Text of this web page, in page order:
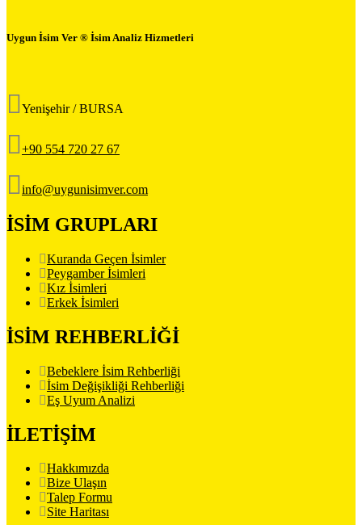
Uygun İsim Ver ® İsim Analiz Hizmetleri
Yenişehir / BURSA
+90 554 720 27 67
info@uygunisimver.com
İSİM GRUPLARI
Kuranda Geçen İsimler
Peygamber İsimleri
Kız İsimleri
Erkek İsimleri
İSİM REHBERLİĞİ
Bebeklere İsim Rehberliği
İsim Değişikliği Rehberliği
Eş Uyum Analizi
İLETİŞİM
Hakkımızda
Bize Ulaşın
Talep Formu
Site Haritası